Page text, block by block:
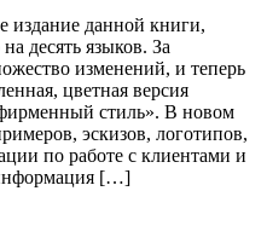
издание данной книги,
десять языков. За
изменений, и теперь
цветная версия
стиль». В новом
эскизов, логотипов,
по работе с клиентами и
[…]